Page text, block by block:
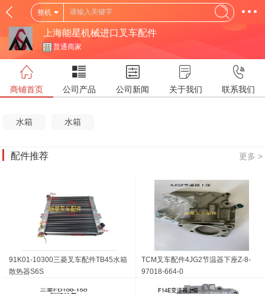
整机
上海能星机械进口叉车配件
普通商家
商铺首页 公司产品 公司新闻 关于我们 联系我们
水箱 水箱
配件推荐 更多 >
91K01-10300三菱叉车配件TB45水箱
散热器S6S
TCM叉车配件4JG2节温器下座Z-8-
97018-664-0